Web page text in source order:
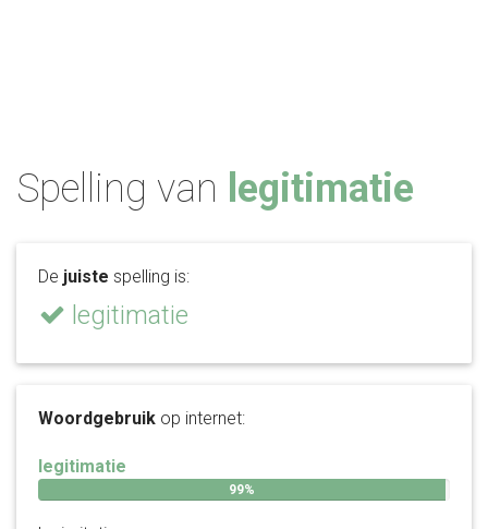
Spelling van legitimatie
De juiste spelling is:
legitimatie
Woordgebruik op internet:
legitimatie
99%